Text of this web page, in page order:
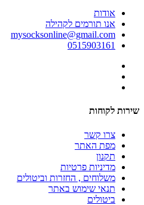
אודות
אנו תורמים לקהילה
mysocksonline@gmail.com
0515903161
שירות לקוחות
צרו קשר
מפת האתר
תקנון
מדיניות פרטיות
משלוחים , החזרות וביטולים
תנאי שימוש באתר
ביטולים